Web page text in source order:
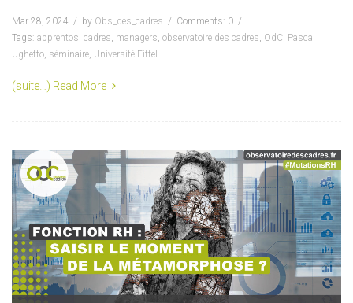
Mar 28, 2024 by Obs_des_cadres
Comments: 0
Tags: apprentos, cadres, managers, observatoire des cadres, OdC, Pascal
Ughetto, séminaire, Université Eiffel
(suite…) Read More